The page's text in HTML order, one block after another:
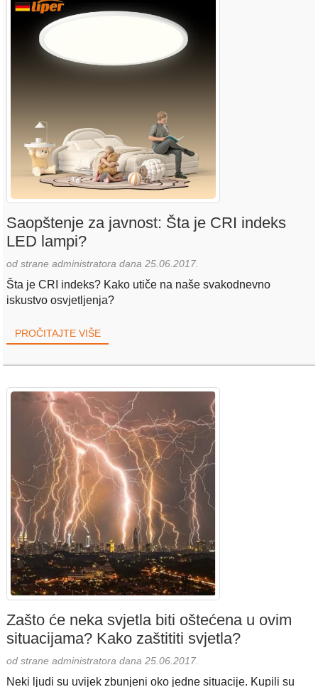
Saopštenje za javnost: Šta je CRI indeks
LED lampi?
od strane administratora dana 25.06.2017.
Šta je CRI indeks? Kako utiče na naše svakodnevno
iskustvo osvjetljenja?
PROČITAJTE VIŠE
Zašto će neka svjetla biti oštećena u ovim
situacijama? Kako zaštititi svjetla?
od strane administratora dana 25.06.2017.
Neki ljudi su uvijek zbunjeni oko jedne situacije. Kupili su